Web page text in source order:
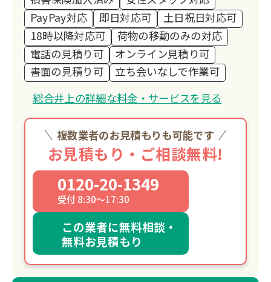
PayPay対応
即日対応可
土日祝日対応可
18時以降対応可
荷物の移動のみの対応
電話の見積り可
オンライン見積り可
書面の見積り可
立ち会いなしで作業可
総合井上の詳細な料金・サービスを見る
複数業者のお見積もりも可能です
お見積もり・ご相談無料!
0120-20-1349
受付 8:30～17:30
この業者に無料相談・
無料お見積もり